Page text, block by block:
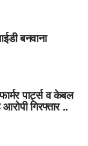
बनवाना
पार्ट्स व केबल
गिरफ्तार ..